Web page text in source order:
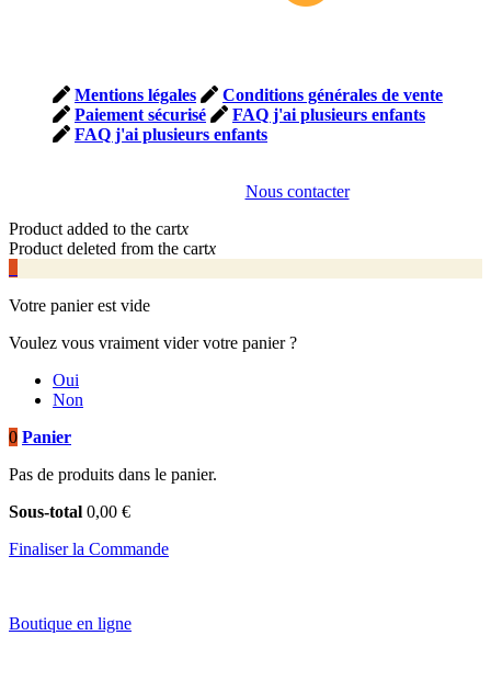
Mentions légales
Conditions générales de vente
Paiement sécurisé
FAQ j'ai plusieurs enfants
FAQ j'ai plusieurs enfants
Nous contacter
Product added to the cartx
Product deleted from the cartx
Votre panier est vide
Voulez vous vraiment vider votre panier ?
Oui
Non
0 Panier
Pas de produits dans le panier.
Sous-total 0,00 €
Finaliser la Commande
Boutique en ligne